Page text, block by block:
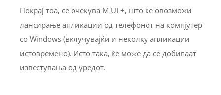
Покрај тоа, се очекува MIUI +, што ќе овозможи
лансирање апликации од телефонот на компјутер
со Windows (вклучувајќи и неколку апликации
истовремено). Исто така, ќе може да се добиваат
известувања од уредот.